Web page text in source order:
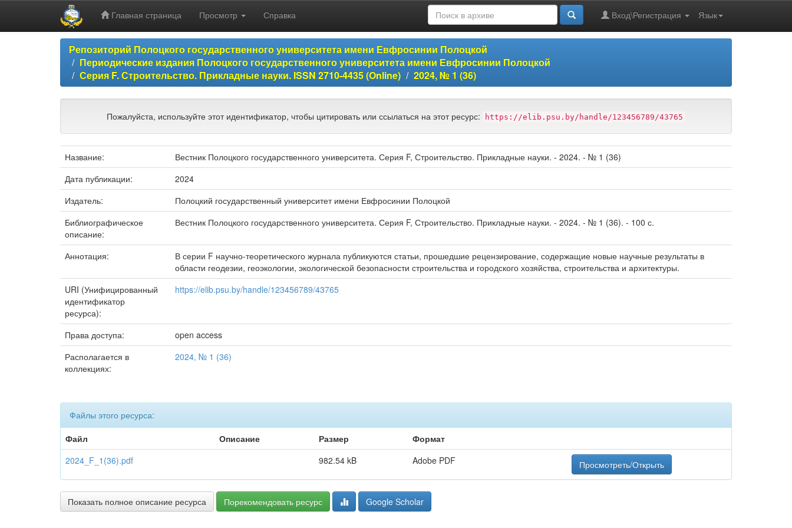
Главная страница Просмотр Справка Язык
Вход\Регистрация
Репозиторий Полоцкого государственного университета имени Евфросинии Полоцкой
Периодические издания Полоцкого государственного университета имени Евфросинии Полоцкой
Серия F. Строительство. Прикладные науки. ISSN 2710-4435 (Online)
2024, № 1 (36)
Пожалуйста, используйте этот идентификатор, чтобы цитировать или ссылаться на этот ресурс: https://elib.psu.by/handle/123456789/43765
Название:
Вестник Полоцкого государственного университета. Серия F, Строительство. Прикладные науки. - 2024. - № 1 (36)
Дата публикации:
2024
Издатель:
Полоцкий государственный университет имени Евфросинии Полоцкой
Библиографическое
описание:
Вестник Полоцкого государственного университета. Серия F, Строительство. Прикладные науки. - 2024. - № 1 (36). - 100 с.
Аннотация:
В серии F научно-теоретического журнала публикуются статьи, прошедшие рецензирование, содержащие новые научные результаты в
области геодезии, геоэкологии, экологической безопасности строительства и городского хозяйства, строительства и архитектуры.
URI (Унифицированный
идентификатор
ресурса):
https://elib.psu.by/handle/123456789/43765
Права доступа:
open access
Располагается в
коллекциях:
2024, № 1 (36)
Файлы этого ресурса:
Файл
Описание Размер
Формат
2024_F_1(36).pdf
982.54 kB Adobe PDF Просмотреть/Открыть
Показать полное описание ресурса Порекомендовать ресурс Google Scholar